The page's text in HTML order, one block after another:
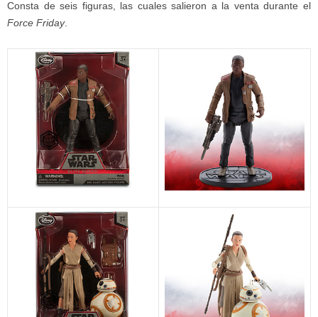
Consta de seis figuras, las cuales salieron a la venta durante el
Force Friday.